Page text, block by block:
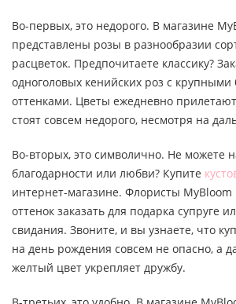
Во-первых, это недорого. В магазине
представлены розы в разнообразии
расцветок. Предпочитаете классику?
одноголовых кенийских роз с
оттенками. Цветы ежедневно
стоят совсем недорого, несмотря на
Во-вторых, это символично. Не можете
благодарности или любви? Купите
интернет-магазине. Флористы MyBloom
оттенок заказать для подарка супруге
свидания. Звоните, и вы узнаете, что
на день рождения совсем не опасно, а
желтый цвет укрепляет дружбу.